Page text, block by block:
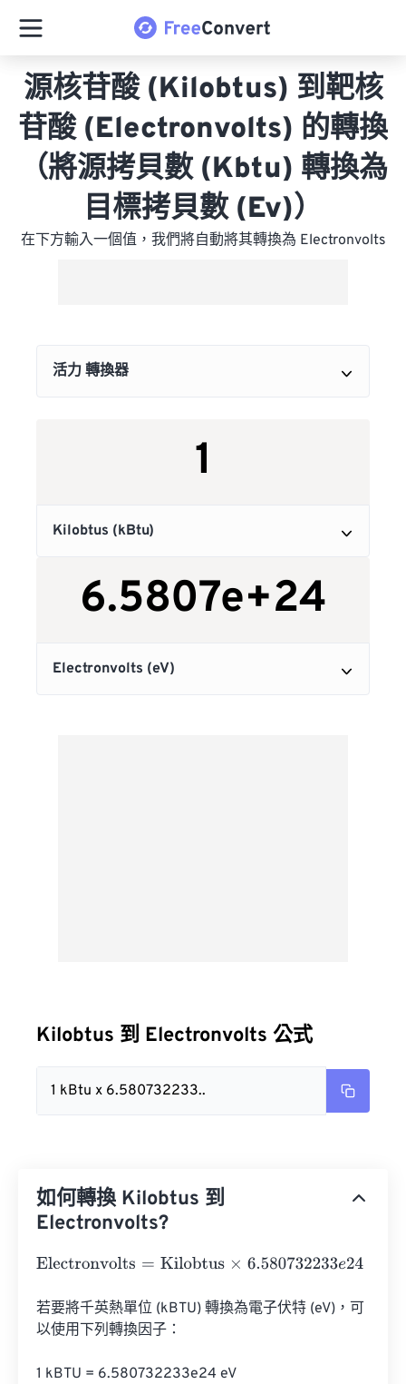
源核苷酸 (Kilobtus) 到靶核
苷酸 (Electronvolts) 的轉換
（將源拷貝數 (Kbtu) 轉換為
目標拷貝數 (Ev)）
在下方輸入一個值，我們將自動將其轉換為 Electronvolts
Kilobtus 到 Electronvolts 公式
1 kBtu x 6.580732233..
如何轉換 Kilobtus 到
Electronvolts?
Electronvolts=Kilobtus×6.580732233e24
若要將千英熱單位 (kBTU) 轉換為電子伏特 (eV)，可
以使用下列轉換因子：
1 kBTU = 6.580732233e24 eV